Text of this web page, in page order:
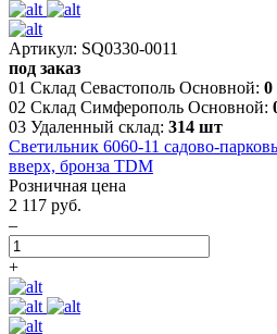
Артикул: SQ0330-0011
под заказ
01 Склад Севастополь Основной:
02 Склад Симферополь Основной:
03 Удаленный склад: 314 шт
Светильник 6060-11 садово-
вверх, бронза TDM
Розничная цена
2 117 руб.
–
+